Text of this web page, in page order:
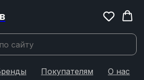
Покупателям О нас